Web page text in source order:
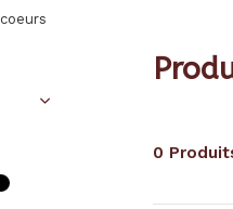
coeurs
0